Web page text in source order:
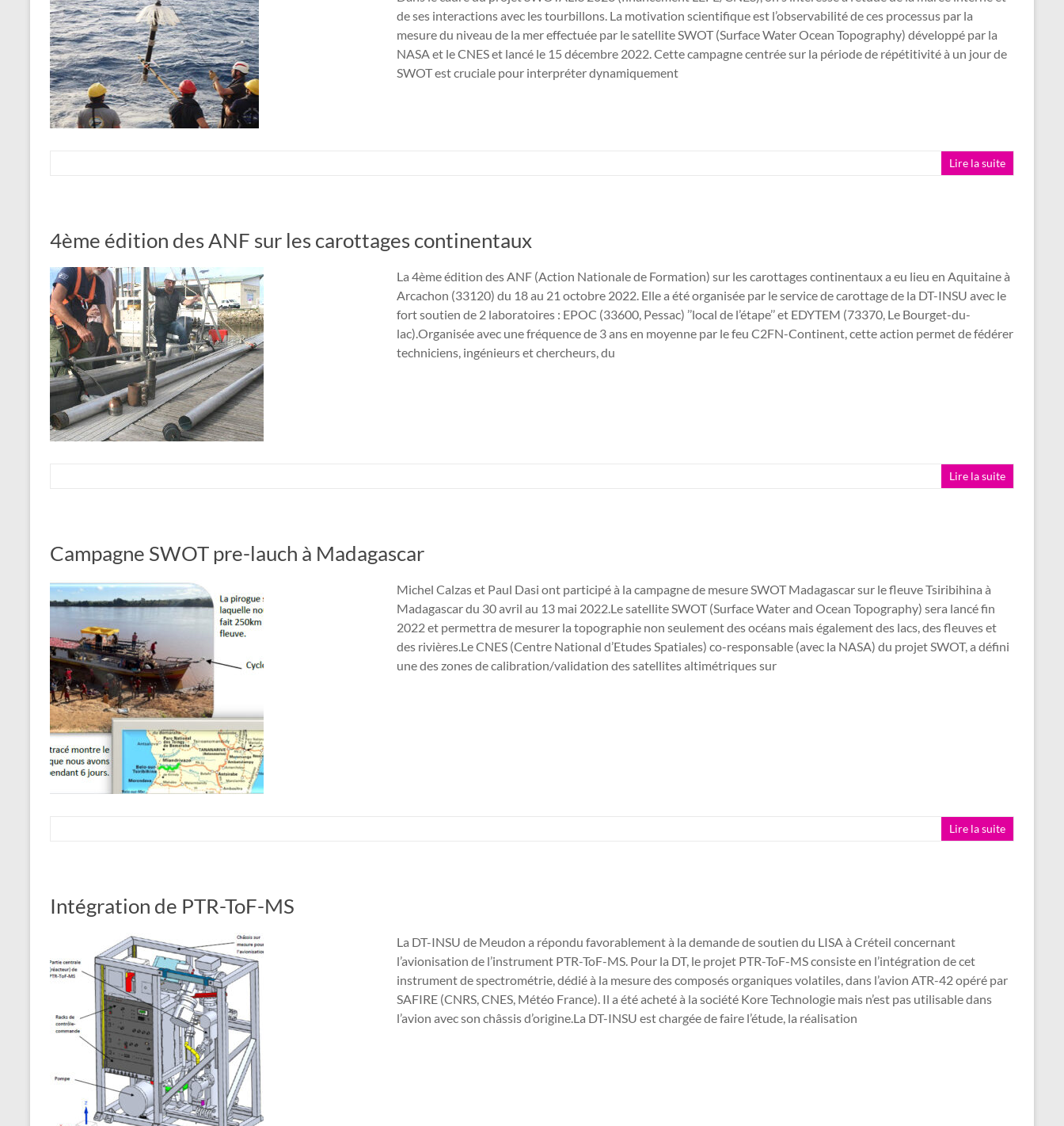
de ses interactions avec les tourbillons. La motivation scientifique est l’observabilité de ces processus par la
mesure du niveau de la mer effectuée par le satellite SWOT (Surface Water Ocean Topography) développé par la
NASA et le CNES et lancé le 15 décembre 2022. Cette campagne centrée sur la période de répétitivité à un jour de
SWOT est cruciale pour interpréter dynamiquement
Lire la suite
4ème édition des ANF sur les carottages continentaux
La 4ème édition des ANF (Action Nationale de Formation) sur les carottages continentaux a eu lieu en Aquitaine à
Arcachon (33120) du 18 au 21 octobre 2022. Elle a été organisée par le service de carottage de la DT-INSU avec le
fort soutien de 2 laboratoires : EPOC (33600, Pessac) ’’local de l’étape’’ et EDYTEM (73370, Le Bourget-du-
lac).Organisée avec une fréquence de 3 ans en moyenne par le feu C2FN-Continent, cette action permet de fédérer
techniciens, ingénieurs et chercheurs, du
Lire la suite
Campagne SWOT pre-lauch à Madagascar
Michel Calzas et Paul Dasi ont participé à la campagne de mesure SWOT Madagascar sur le fleuve Tsiribihina à
Madagascar du 30 avril au 13 mai 2022.Le satellite SWOT (Surface Water and Ocean Topography) sera lancé fin
2022 et permettra de mesurer la topographie non seulement des océans mais également des lacs, des fleuves et
des rivières.Le CNES (Centre National d’Etudes Spatiales) co-responsable (avec la NASA) du projet SWOT, a défini
une des zones de calibration/validation des satellites altimétriques sur
Lire la suite
Intégration de PTR-ToF-MS
La DT-INSU de Meudon a répondu favorablement à la demande de soutien du LISA à Créteil concernant
l’avionisation de l’instrument PTR-ToF-MS. Pour la DT, le projet PTR-ToF-MS consiste en l’intégration de cet
instrument de spectrométrie, dédié à la mesure des composés organiques volatiles, dans l’avion ATR-42 opéré par
SAFIRE (CNRS, CNES, Météo France). Il a été acheté à la société Kore Technologie mais n’est pas utilisable dans
l’avion avec son châssis d’origine.La DT-INSU est chargée de faire l’étude, la réalisation